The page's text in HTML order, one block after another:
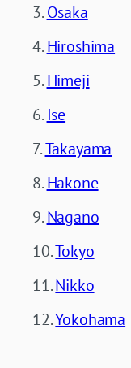
Osaka
Hiroshima
Himeji
Ise
Takayama
Hakone
Nagano
Tokyo
Nikko
Yokohama